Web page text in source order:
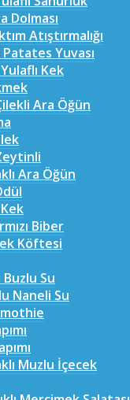
Dolması
Atıştırmalığı
Yuvası
Kek
Ara Öğün
Ara Öğün
Kek
Biber
Köftesi
Buzlu Su
Naneli Su
Muzlu İçecek